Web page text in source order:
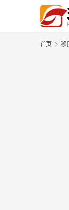
首页 移